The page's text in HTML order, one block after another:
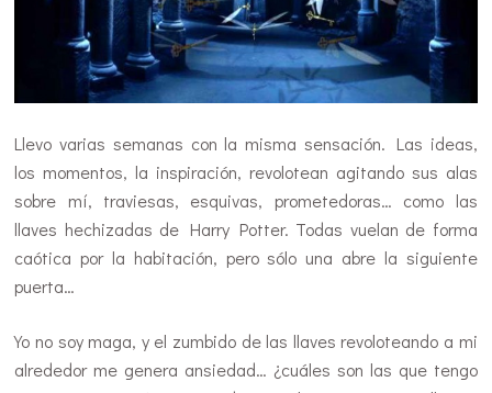
Llevo varias semanas con la misma sensación. Las ideas,
los momentos, la inspiración, revolotean agitando sus alas
sobre mí, traviesas, esquivas, prometedoras… como las
llaves hechizadas de Harry Potter. Todas vuelan de forma
caótica por la habitación, pero sólo una abre la siguiente
puerta…
Yo no soy maga, y el zumbido de las llaves revoloteando a mi
alrededor me genera ansiedad… ¿cuáles son las que tengo